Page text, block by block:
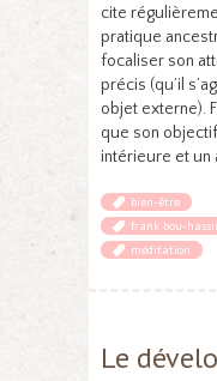
cite
pratique
focaliser son
précis (qu’il
objet externe).
que son
intérieure et un
bien-être
frank bou-
méditation
Le